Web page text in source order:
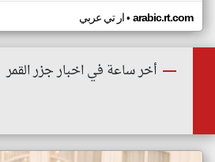
ار تي عربي• arabic.rt.com
أخر ساعة في اخبار جزر القمر